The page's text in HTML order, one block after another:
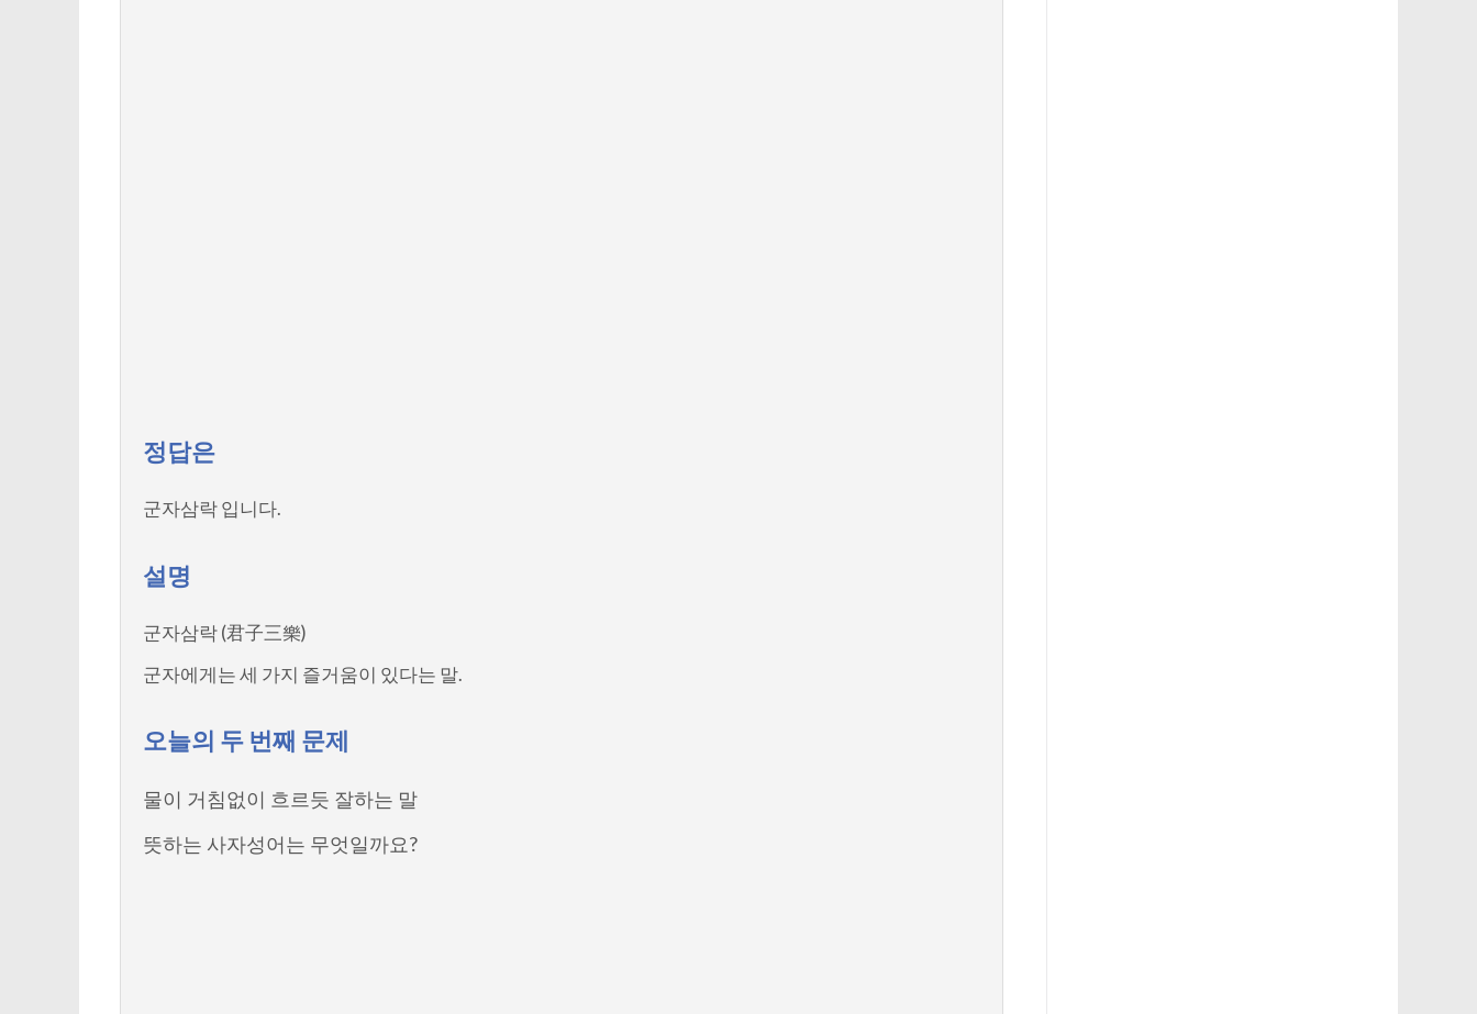
정답은
군자삼락 입니다.
설명
군자삼락 (君子三樂)
군자에게는 세 가지 즐거움이 있다는 말.
오늘의 두 번째 문제
물이 거침없이 흐르듯 잘하는 말
뜻하는 사자성어는 무엇일까요?